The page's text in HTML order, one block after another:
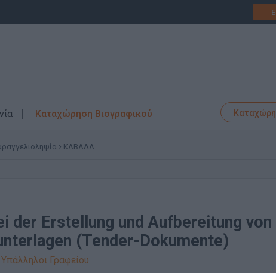
Καταχώρηση Βιογραφικού
ΚΑΒΑΛΑ
der Erstellung und Aufbereitung von
(Tender-Dokumente)
Γραφείου